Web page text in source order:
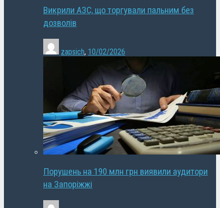
Викрили АЗС, що торгували пальним без
дозволів
zapsich, 10/02/2026
Порушень на 190 млн грн виявили аудитори
на Запоріжжі